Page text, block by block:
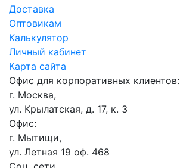
Доставка
Оптовикам
Калькулятор
Личный кабинет
Карта сайта
Офис для корпоративных клиентов:
г. Москва,
ул. Крылатская, д. 17, к. 3
Офис:
г. Мытищи,
ул. Летная 19 оф. 468